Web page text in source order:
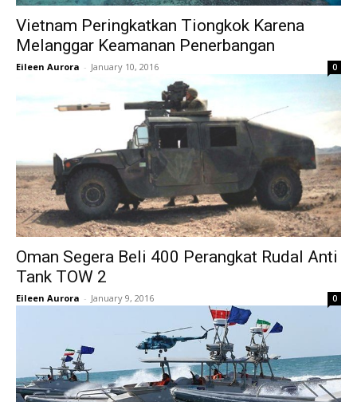
Vietnam Peringkatkan Tiongkok Karena
Melanggar Keamanan Penerbangan
Eileen Aurora - January 10, 2016 0
Oman Segera Beli 400 Perangkat Rudal Anti
Tank TOW 2
Eileen Aurora - January 9, 2016 0